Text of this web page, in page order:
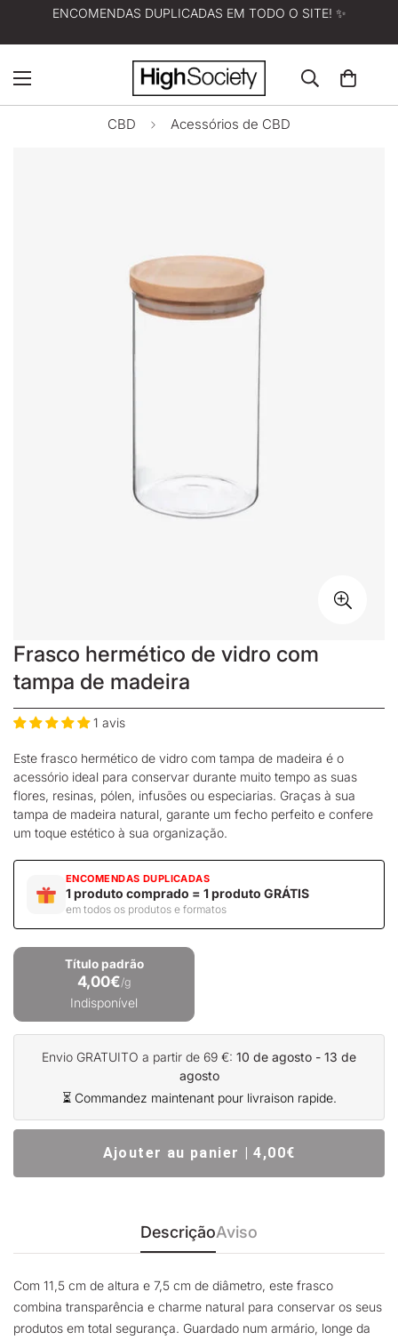
ENCOMENDAS DUPLICADAS EM TODO O SITE! ✨
CBD Acessórios de CBD
Frasco hermético de vidro com
tampa de madeira
1 avis
Este frasco hermético de vidro com tampa de madeira é o
acessório ideal para conservar durante muito tempo as suas
flores, resinas, pólen, infusões ou especiarias. Graças à sua
tampa de madeira natural, garante um fecho perfeito e confere
um toque estético à sua organização.
ENCOMENDAS DUPLICADAS
1 produto comprado = 1 produto GRÁTIS
em todos os produtos e formatos
Título padrão
4,00€/g
Indisponível
Envio GRATUITO a partir de 69 €: 10 de agosto - 13 de
agosto
⏳ Commandez maintenant pour livraison rapide.
Ajouter au panier | 4,00€
DescriçãoAviso
Com 11,5 cm de altura e 7,5 cm de diâmetro, este frasco
combina transparência e charme natural para conservar os seus
produtos em total segurança. Guardado num armário, longe da